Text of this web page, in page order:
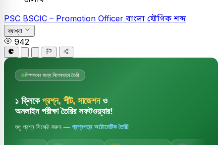
PSC BSCIC – Promotion Officer বাংলা যৌগিক শব্দ
ব্যাখ্যা
942
শিক্ষকদের জন্য বিশেষভাবে তৈরি
১ ক্লিকে প্রশ্ন, শীট, সাজেশনও
অনলাইন পরীক্ষা তৈরির সফটওয়্যার!
শুধু প্রশ্ন সিলেক্ট করুন — প্রশ্নপত্র অটোমেটিক তৈরি!